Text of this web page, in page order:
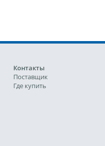
Контакты
Поставщик
Где купить